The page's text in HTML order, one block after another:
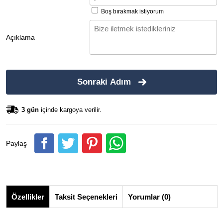
Boş bırakmak istiyorum
Açıklama
Sonraki Adım
3 gün içinde kargoya verilir.
Paylaş
Özellikler Taksit Seçenekleri Yorumlar (0)